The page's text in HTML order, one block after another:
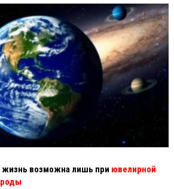
жизнь возможна лишь при ювелирной